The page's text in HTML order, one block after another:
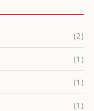
(2)
(1)
(1)
(1)